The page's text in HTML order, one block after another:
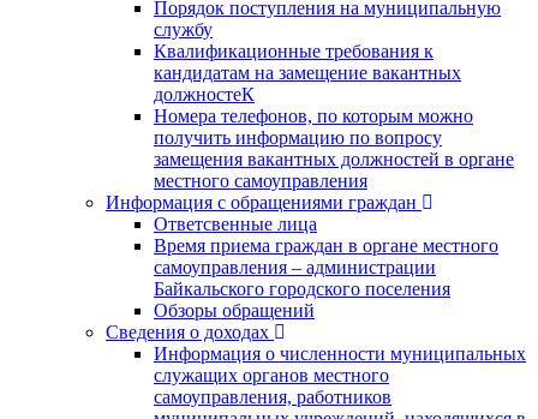
Порядок поступления на муниципальную
службу
Квалификационные требования к
кандидатам на замещение вакантных
должностеК
Номера телефонов, по которым можно
получить информацию по вопросу
замещения вакантных должностей в органе
местного самоуправления
Информация с обращениями граждан
Ответсвенные лица
Время приема граждан в органе местного
самоуправления – администрации
Байкальского городского поселения
Обзоры обращений
Сведения о доходах
Информация о численности муниципальных
служащих органов местного
самоуправления, работников